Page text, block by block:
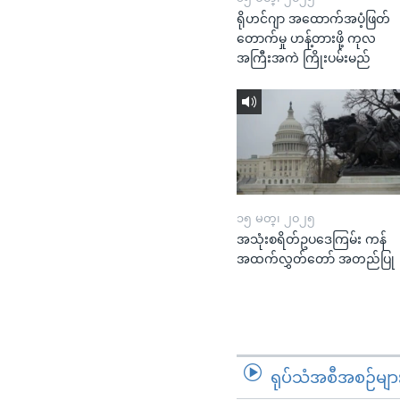
ရိုဟင်ဂျာ အထောက်အပံ့ဖြတ်
တောက်မှု ဟန့်တားဖို့ ကုလ
အကြီးအကဲ ကြိုးပမ်းမည်
၁၅ မတ္၊ ၂၀၂၅
အသုံးစရိတ်ဥပဒေကြမ်း ကန်
အထက်လွှတ်တော် အတည်ပြု
ရုပ်သံအစီအစဉ်မျာ